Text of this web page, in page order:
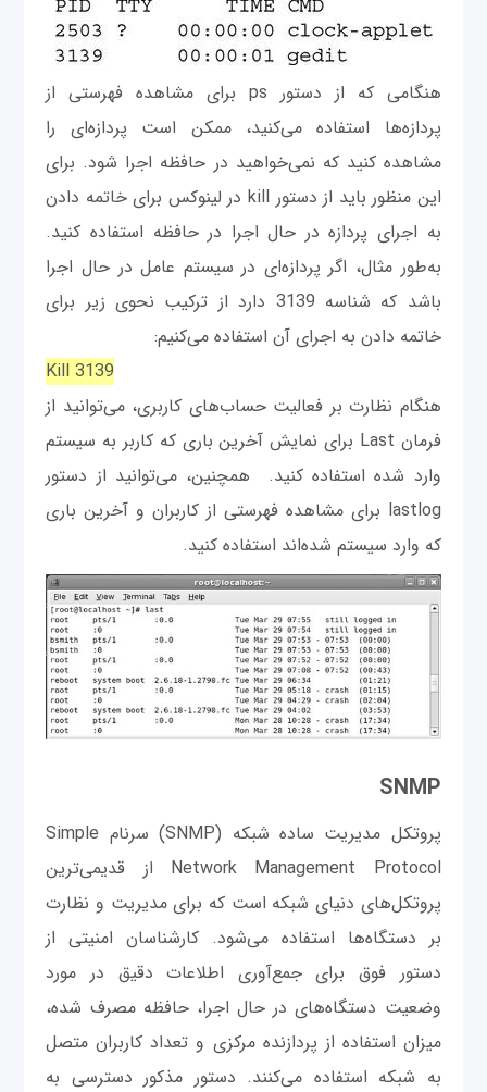
هنگامی که از دستور ps برای مشاهده فهرستی از
پردازه‌ها استفاده می‌کنید، ممکن است پردازه‌ای را
مشاهده کنید که نمی‌خواهید در حافظه اجرا شود. برای
این منظور باید از دستور kill در لینوکس برای خاتمه دادن
به اجرای پردازه در حال اجرا در حافظه استفاده کنید.
به‌طور مثال، اگر پردازه‌ای در سیستم عامل در حال اجرا
باشد که شناسه 3139 دارد از ترکیب نحوی زیر برای
خاتمه دادن به اجرای آن استفاده می‌کنیم:
Kill 3139
هنگام نظارت بر فعالیت حساب‌های کاربری، می‌توانید از
فرمان Last برای نمایش آخرین باری که کاربر به سیستم
وارد شده استفاده کنید. همچنین، می‌توانید از دستور
lastlog برای مشاهده فهرستی از کاربران و آخرین باری
که وارد سیستم شده‌اند استفاده کنید.
SNMP
پروتکل مدیریت ساده شبکه (SNMP) سرنام Simple
Network Management Protocol از قدیمی‌ترین
پروتکل‌های دنیای شبکه است که برای مدیریت و نظارت
بر دستگاه‌‌ها استفاده می‌شود. کارشناسان امنیتی از
دستور فوق برای جمع‌آوری اطلاعات دقیق در مورد
وضعیت دستگاه‌های در حال اجرا، حافظه مصرف شده،
میزان استفاده از پردازنده مرکزی و تعداد کاربران متصل
به شبکه استفاده می‌کنند. دستور مذکور دسترسی به